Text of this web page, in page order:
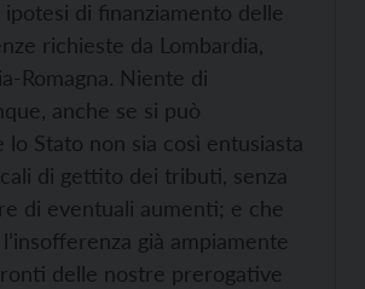
ipotesi di finanziamento delle
richieste da Lombardia,
Romagna. Niente di
anche se si può
lo Stato non sia così entusiasta
di gettito dei tributi, senza
di eventuali aumenti; e che
già ampiamente
delle nostre prerogative